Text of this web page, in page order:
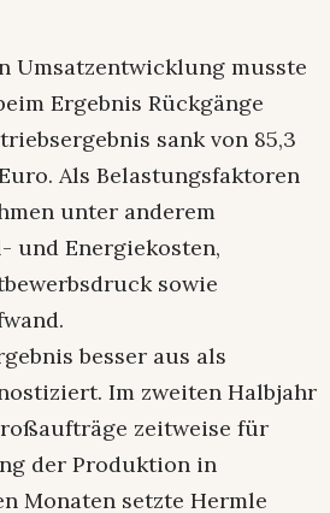
Umsatzentwicklung musste
Ergebnis Rückgänge
sank von 85,3
Als Belastungsfaktoren
unter anderem
und Energiekosten,
sowie
besser aus als
Im zweiten Halbjahr
zeitweise für
der Produktion in
Monaten setzte Hermle